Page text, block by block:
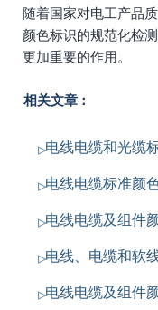
随着国家对电工产品
颜色标识的规范化检
更加重要的作用。
相关文章：
电线电缆和光缆
电线电缆标准颜
电线电缆及组件
电线、电缆和软
电线电缆及组件